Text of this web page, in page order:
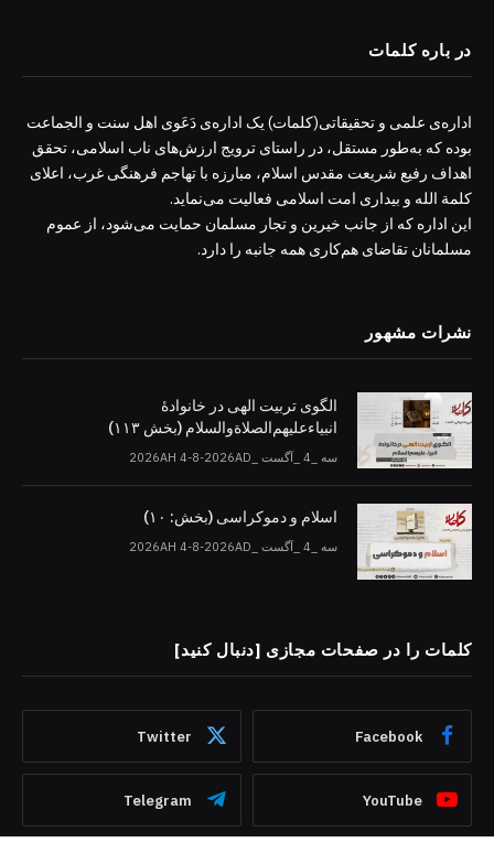
در باره کلمات
اداره‌ی علمی و تحقیقاتی(کلمات) یک اداره‌ی دَعَوی اهل سنت و الجماعت
بوده که به‌طور مستقل، در راستای ترویج ارزش‌های ناب اسلامی، تحقق
اهداف رفیع شریعت مقدس اسلام، مبارزه با تهاجم فرهنگی غرب، اعلای
کلمة الله و بیداری امت اسلامی فعالیت می‌نماید.
این اداره که از جانب خیرین و تجار مسلمان حمایت می‌شود، از عموم
مسلمانان تقاضای هم‌کاری همه جانبه را دارد.
نشرات مشهور
الگوی تربیت الهی در خانوادۀ
انبیاءعلیهم‌الصلاةو‌السلام (بخش ۱۱۳)
سه _4 _آگست _2026AH 4-8-2026AD
اسلام و دموکراسی (بخش: ۱۰)
سه _4 _آگست _2026AH 4-8-2026AD
کلمات را در صفحات مجازی [دنبال کنید]
Facebook
Twitter
YouTube
Telegram